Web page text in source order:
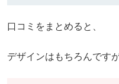
口コミをまとめると、
デザインはもちろんですが